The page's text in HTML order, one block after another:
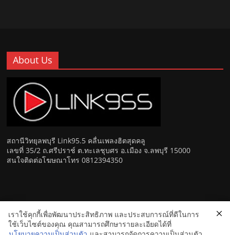
About Us
สถานีวิทยุลพบุรี Link95.5 คลื่นเพลงฮิตสุดคลู
เลขที่ 35/2 ถ.ศรีปราช์ ต.ทะเลชุบศร อ.เมือง จ.ลพบุรี 15000
สนใจติดต่อโฆษณาโทร 0812394350
Copyright © 2026Link 95.5 คลื่นเพลงฮิตสุดคูล สถานีวิทยุ FM
เราใช้คุกกี้เพื่อพัฒนาประสิทธิภาพ และประสบการณ์ที่ดีในการ
ใช้เว็บไซต์ของคุณ คุณสามารถศึกษารายละเอียดได้ที่